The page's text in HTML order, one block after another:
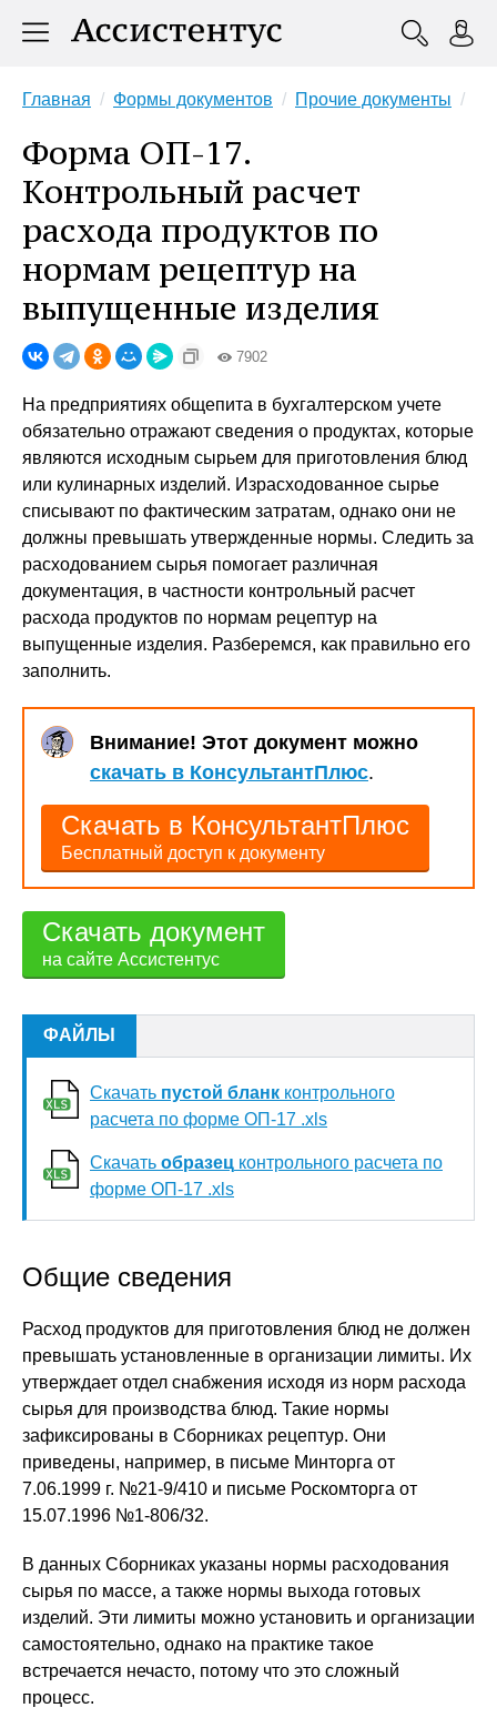
Главная Формы документов Прочие документы
Форма ОП-17.
Контрольный расчет
расхода продуктов по
нормам рецептур на
выпущенные изделия
7902
На предприятиях общепита в бухгалтерском учете
обязательно отражают сведения о продуктах, которые
являются исходным сырьем для приготовления блюд
или кулинарных изделий. Израсходованное сырье
списывают по фактическим затратам, однако они не
должны превышать утвержденные нормы. Следить за
расходованием сырья помогает различная
документация, в частности контрольный расчет
расхода продуктов по нормам рецептур на
выпущенные изделия. Разберемся, как правильно его
заполнить.
Внимание! Этот документ можно
скачать в КонсультантПлюс.
Скачать в КонсультантПлюс
Бесплатный доступ к документу
Скачать документ
на сайте Ассистентус
ФАЙЛЫ
Скачать пустой бланк контрольного
расчета по форме ОП-17 .xls
Скачать образец контрольного расчета по
форме ОП-17 .xls
Общие сведения
Расход продуктов для приготовления блюд не должен
превышать установленные в организации лимиты. Их
утверждает отдел снабжения исходя из норм расхода
сырья для производства блюд. Такие нормы
зафиксированы в Сборниках рецептур. Они
приведены, например, в письме Минторга от
7.06.1999 г. №21-9/410 и письме Роскомторга от
15.07.1996 №1-806/32.
В данных Сборниках указаны нормы расходования
сырья по массе, а также нормы выхода готовых
изделий. Эти лимиты можно установить и организации
самостоятельно, однако на практике такое
встречается нечасто, потому что это сложный
процесс.